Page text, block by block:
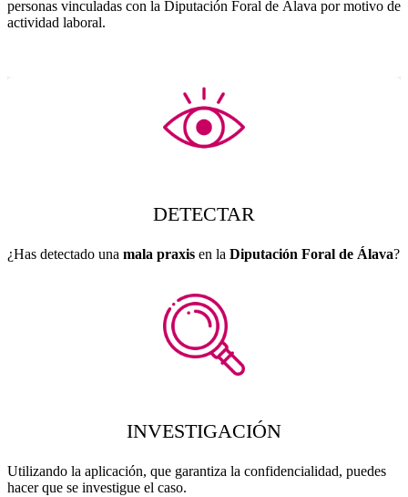
personas vinculadas con la Diputación Foral de Álava por motivo de
actividad laboral.
DETECTAR
¿Has detectado una mala praxis en la Diputación Foral de Álava?
INVESTIGACIÓN
Utilizando la aplicación, que garantiza la confidencialidad, puedes
hacer que se investigue el caso.